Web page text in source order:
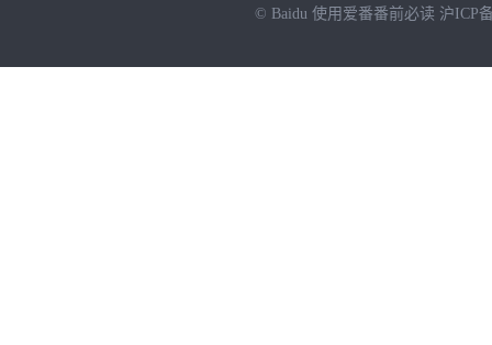
© Baidu 使用爱番番前必读 沪ICP